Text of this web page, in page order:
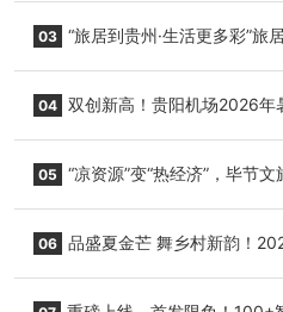
03 “旅居到贵州·生活更多彩”旅
04 双创新高！贵阳机场2026年
05 “凉资源”变“热经济”，毕节
06 品盛夏金芒 舞乡村新韵！